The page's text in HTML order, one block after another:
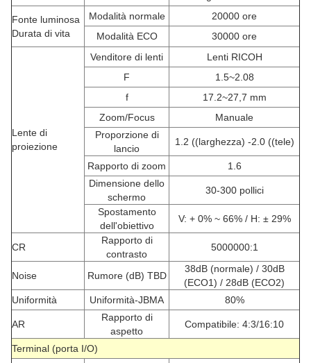
Fonte luminosa
Durata di vita
Modalità normale
20000 ore
Modalità ECO
30000 ore
Lente di
proiezione
Venditore di lenti
Lenti RICOH
F
1.5~2.08
f
17.2~27,7 mm
Zoom/Focus
Manuale
Proporzione di
lancio
1.2 ((larghezza) -2.0 ((tele)
Rapporto di zoom
1.6
Dimensione dello
schermo
30-300 pollici
Spostamento
dell'obiettivo
V: + 0% ~ 66% / H: ± 29%
CR
Rapporto di
contrasto
5000000:1
Noise Rumore (dB) TBD
38dB (normale) / 30dB
(ECO1) / 28dB (ECO2)
Uniformità
Uniformità-JBMA 80%
AR
Rapporto di
aspetto
Compatibile: 4:3/16:10
Terminal (porta I/O)